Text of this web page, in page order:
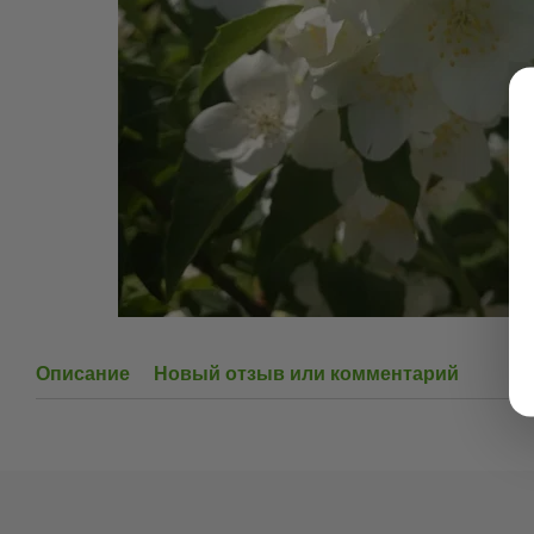
Описание Новый отзыв или комментарий